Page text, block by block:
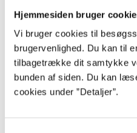
Hjemmesiden bruger
Vi bruger cookies til
brugervenlighed. Du kan til
tilbagetrække dit samtykke
bunden af siden. Du kan
cookies under ”Detaljer”.
lorem ipsum dolor sit amet ...
lorem ipsum dolor sit amet ...
lorem ipsum dolor sit amet ...
lorem ipsum dolor sit amet ...
lorem ipsum dolor sit amet ...
lorem ipsum dolor sit amet ...